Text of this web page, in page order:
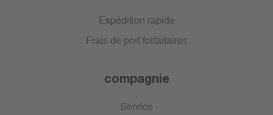
Expédition rapide
Frais de port forfaitaires
compagnie
Service